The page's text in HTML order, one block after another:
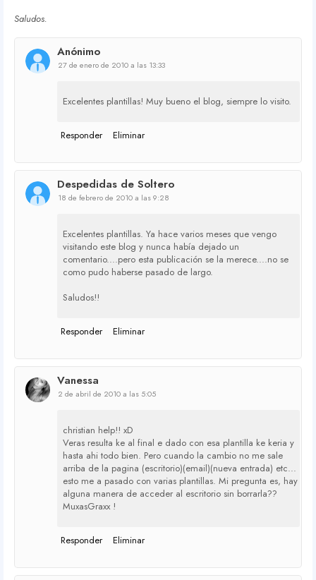
Saludos.
Anónimo
27 de enero de 2010 a las 13:33
Excelentes plantillas! Muy bueno el blog, siempre lo visito.
Responder Eliminar
Despedidas de Soltero
18 de febrero de 2010 a las 9:28
Excelentes plantillas. Ya hace varios meses que vengo
visitando este blog y nunca había dejado un
comentario....pero esta publicación se la merece....no se
como pudo haberse pasado de largo.
Saludos!!
Responder Eliminar
Vanessa
2 de abril de 2010 a las 5:05
christian help!! xD
Veras resulta ke al final e dado con esa plantilla ke keria y
hasta ahi todo bien. Pero cuando la cambio no me sale
arriba de la pagina (escritorio)(email)(nueva entrada) etc...
esto me a pasado con varias plantillas. Mi pregunta es, hay
alguna manera de acceder al escritorio sin borrarla??
MuxasGraxx !
Responder Eliminar